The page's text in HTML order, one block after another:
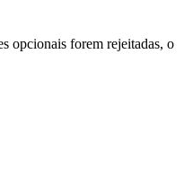
opcionais forem rejeitadas, o